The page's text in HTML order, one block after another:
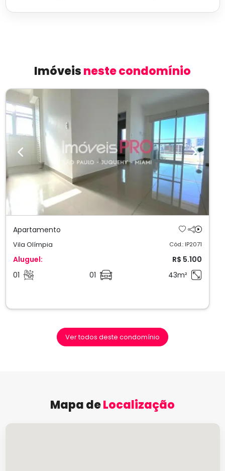
Imóveisneste condomínio
Previous Next
Apartamento
Vila Olímpia Cód.: IP2071
Aluguel:
R$ 5.100
01
01 43m²
Ver todos deste condomínio
Mapa deLocalização